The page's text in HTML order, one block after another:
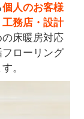
個人のお客様
務店・設計
床暖房対応
ローリング
。